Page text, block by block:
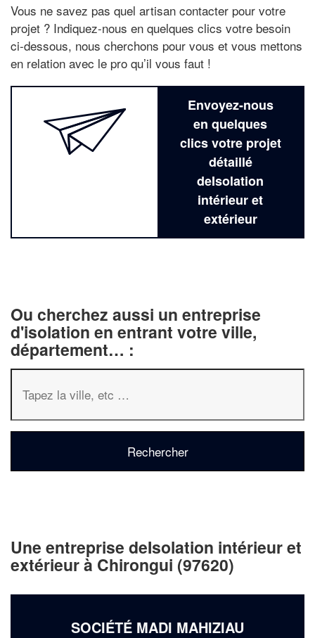
Vous ne savez pas quel artisan contacter pour votre
projet ? Indiquez-nous en quelques clics votre besoin
ci-dessous, nous cherchons pour vous et vous mettons
en relation avec le pro qu’il vous faut !
Envoyez-nous
en quelques
clics votre projet
détaillé
deIsolation
intérieur et
extérieur
Ou cherchez aussi un entreprise
d'isolation en entrant votre ville,
département… :
Une entreprise deIsolation intérieur et
extérieur à Chirongui (97620)
SOCIÉTÉ MADI MAHIZIAU
professionnel
vosmargestout en
En savoir plus